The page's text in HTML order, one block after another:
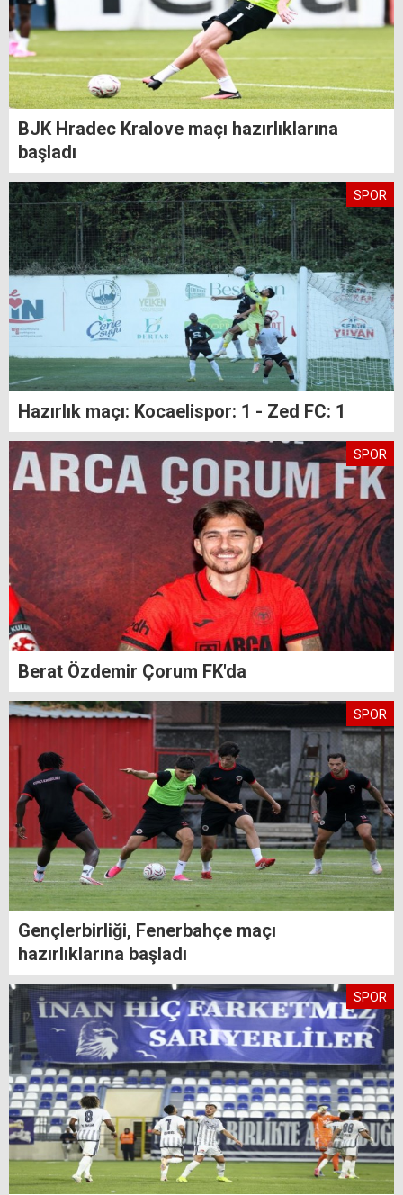
BJK Hradec Kralove maçı hazırlıklarına
başladı
SPOR
Hazırlık maçı: Kocaelispor: 1 - Zed FC: 1
SPOR
Berat Özdemir Çorum FK'da
SPOR
Gençlerbirliği, Fenerbahçe maçı
hazırlıklarına başladı
SPOR